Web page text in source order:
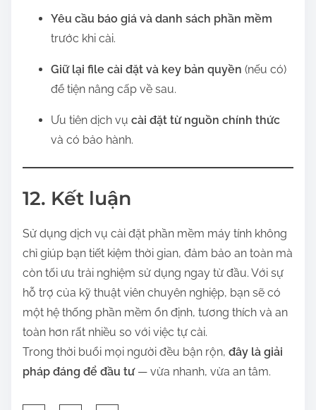
Yêu cầu báo giá và danh sách phần mềm
trước khi cài.
Giữ lại file cài đặt và key bản quyền (nếu có)
để tiện nâng cấp về sau.
Ưu tiên dịch vụ cài đặt từ nguồn chính thức
và có bảo hành.
12. Kết luận
Sử dụng dịch vụ cài đặt phần mềm máy tính không
chỉ giúp bạn tiết kiệm thời gian, đảm bảo an toàn mà
còn tối ưu trải nghiệm sử dụng ngay từ đầu. Với sự
hỗ trợ của kỹ thuật viên chuyên nghiệp, bạn sẽ có
một hệ thống phần mềm ổn định, tương thích và an
toàn hơn rất nhiều so với việc tự cài.
Trong thời buổi mọi người đều bận rộn, đây là giải
pháp đáng để đầu tư— vừa nhanh, vừa an tâm.